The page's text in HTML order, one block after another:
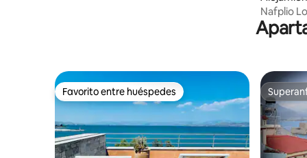
Nafplio
Favorito entre huéspedes
Favorito entre huéspedes